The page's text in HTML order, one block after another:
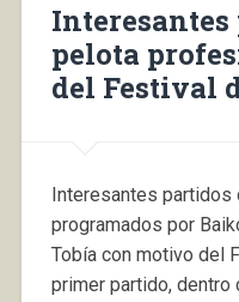
Interesantes
pelota
del Festival
Interesantes
programados por
Tobía con motivo del
primer partido, dentro